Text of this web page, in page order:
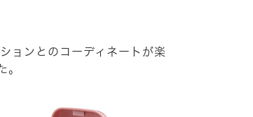
ョンとのコーディネートが楽
。